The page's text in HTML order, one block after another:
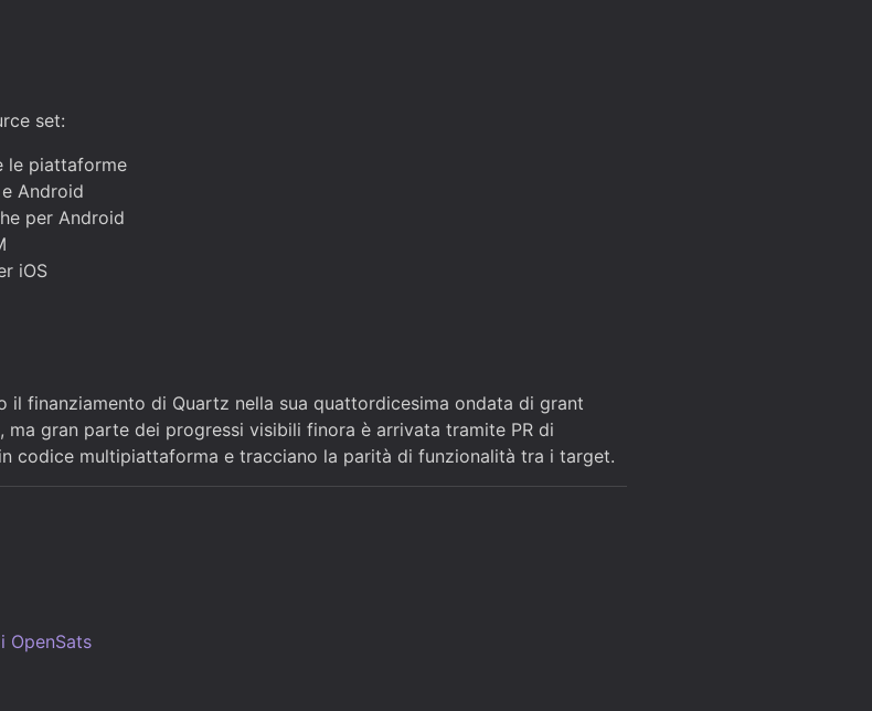
set:
le piattaforme
Android
per Android
iOS
il finanziamento di Quartz nella sua quattordicesima ondata di grant
gran parte dei progressi visibili finora è arrivata tramite PR di
codice multipiattaforma e tracciano la parità di funzionalità tra i target.
OpenSats